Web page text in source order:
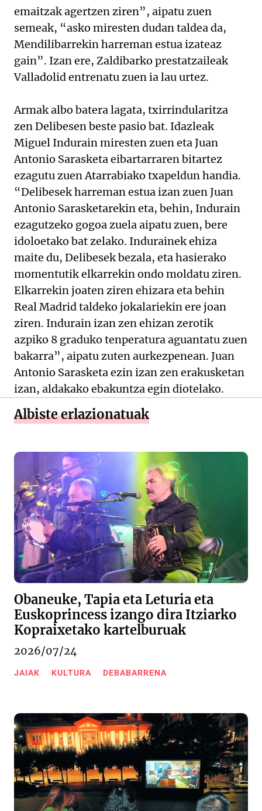
emaitzak agertzen ziren”, aipatu zuen
semeak, “asko miresten dudan taldea da,
Mendilibarrekin harreman estua izateaz
gain”. Izan ere, Zaldibarko prestatzaileak
Valladolid entrenatu zuen ia lau urtez.
Armak albo batera lagata, txirrindularitza
zen Delibesen beste pasio bat. Idazleak
Miguel Indurain miresten zuen eta Juan
Antonio Sarasketa eibartarraren bitartez
ezagutu zuen Atarrabiako txapeldun handia.
“Delibesek harreman estua izan zuen Juan
Antonio Sarasketarekin eta, behin, Indurain
ezagutzeko gogoa zuela aipatu zuen, bere
idoloetako bat zelako. Indurainek ehiza
maite du, Delibesek bezala, eta hasierako
momentutik elkarrekin ondo moldatu ziren.
Elkarrekin joaten ziren ehizara eta behin
Real Madrid taldeko jokalariekin ere joan
ziren. Indurain izan zen ehizan zerotik
azpiko 8 graduko tenperatura aguantatu zuen
bakarra”, aipatu zuten aurkezpenean. Juan
Antonio Sarasketa ezin izan zen erakusketan
izan, aldakako ebakuntza egin diotelako.
Albiste erlazionatuak
Obaneuke, Tapia eta Leturia eta
Euskoprincess izango dira Itziarko
Kopraixetako kartelburuak
2026/07/24
JAIAK KULTURA DEBABARRENA